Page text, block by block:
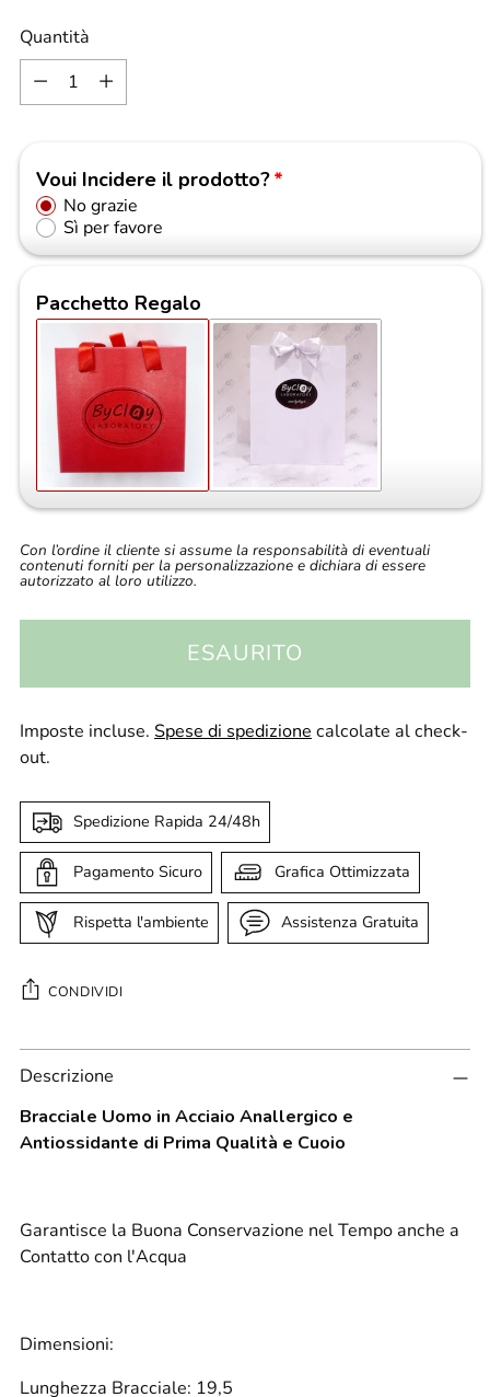
di
listino
Quantità
Quantità
Voui Incidere il prodotto?
No grazie
Sì per favore
Pacchetto Regalo
Con l’ordine il cliente si assume la responsabilità di eventuali
contenuti forniti per la personalizzazione e dichiara di essere
autorizzato al loro utilizzo.
ESAURITO
Imposte incluse. Spese di spedizione calcolate al check-
out.
Spedizione Rapida 24/48h
Pagamento Sicuro Grafica Ottimizzata
Rispetta l'ambiente Assistenza Gratuita
CONDIVIDI
Aggiungere
un
prodotto
al
carrello...
Descrizione
Bracciale Uomo in Acciaio Anallergico e
Antiossidante di Prima Qualità e Cuoio
Garantisce la Buona Conservazione nel Tempo anche a
Contatto con l'Acqua
Dimensioni:
Lunghezza Bracciale: 19,5